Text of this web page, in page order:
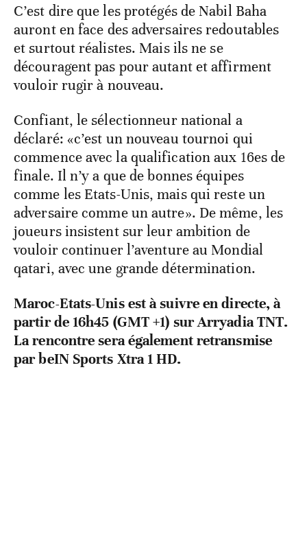
C’est dire que les protégés de Nabil Baha
auront en face des adversaires redoutables
et surtout réalistes. Mais ils ne se
découragent pas pour autant et affirment
vouloir rugir à nouveau.
Confiant, le sélectionneur national a
déclaré: «c’est un nouveau tournoi qui
commence avec la qualification aux 16es de
finale. Il n’y a que de bonnes équipes
comme les Etats-Unis, mais qui reste un
adversaire comme un autre». De même, les
joueurs insistent sur leur ambition de
vouloir continuer l’aventure au Mondial
qatari, avec une grande détermination.
Maroc-Etats-Unis est à suivre en directe, à
partir de 16h45 (GMT +1) sur Arryadia TNT.
La rencontre sera également retransmise
par beIN Sports Xtra 1 HD.